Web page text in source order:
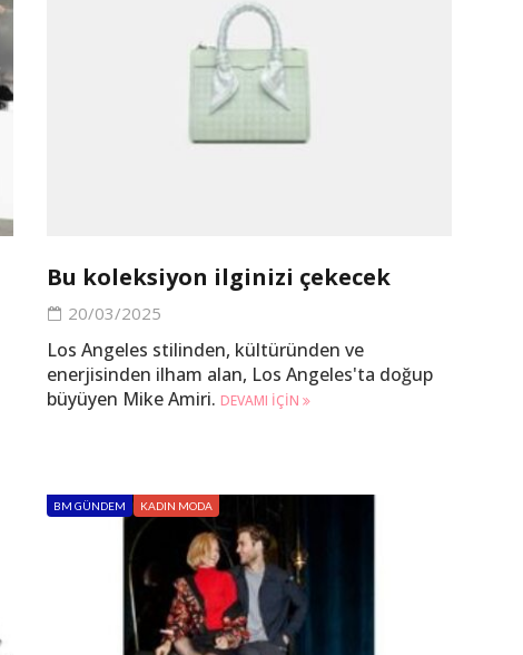
Bu koleksiyon ilginizi çekecek
20/03/2025
Los Angeles stilinden, kültüründen ve
enerjisinden ilham alan, Los Angeles'ta doğup
büyüyen Mike Amiri. DEVAMI IÇIN
BM GÜNDEM KADIN MODA